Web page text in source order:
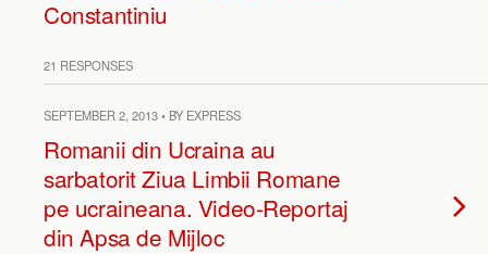
Constantiniu
21 RESPONSES
SEPTEMBER 2, 2013 • BY EXPRESS
Romanii din Ucraina au
sarbatorit Ziua Limbii Romane
pe ucraineana. Video-Reportaj
din Apsa de Mijloc